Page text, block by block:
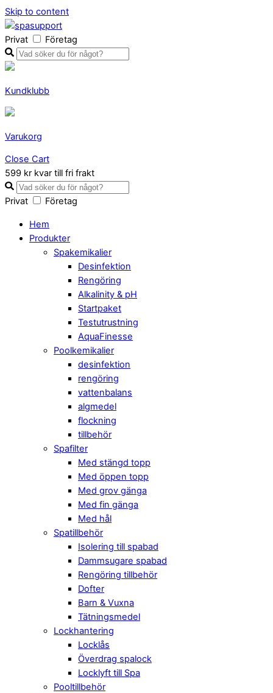
Skip to content
Privat Företag
Kundklubb
Varukorg
Close Cart
599 kr kvar till fri frakt
Privat Företag
Hem
Produkter
Spakemikalier
Desinfektion
Rengöring
Alkalinity & pH
Startpaket
Testutrustning
AquaFinesse
Poolkemikalier
desinfektion
rengöring
vattenbalans
algmedel
flockning
tillbehör
Spafilter
Med stängd topp
Med öppen topp
Med grov gänga
Med fin gänga
Med hål
Spatillbehör
Isolering till spabad
Dammsugare spabad
Rengöring tillbehör
Dofter
Barn & Vuxna
Tätningsmedel
Lockhantering
Locklås
Överdrag spalock
Locklyft till Spa
Pooltillbehör